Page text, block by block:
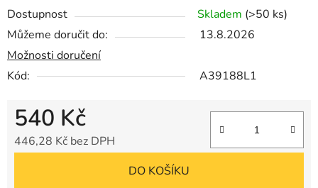
Dostupnost Skladem (>50 ks)
Můžeme doručit do:
13.8.2026
Možnosti doručení
Kód:
A39188L1
540 Kč
446,28 Kč bez DPH
DO KOŠÍKU